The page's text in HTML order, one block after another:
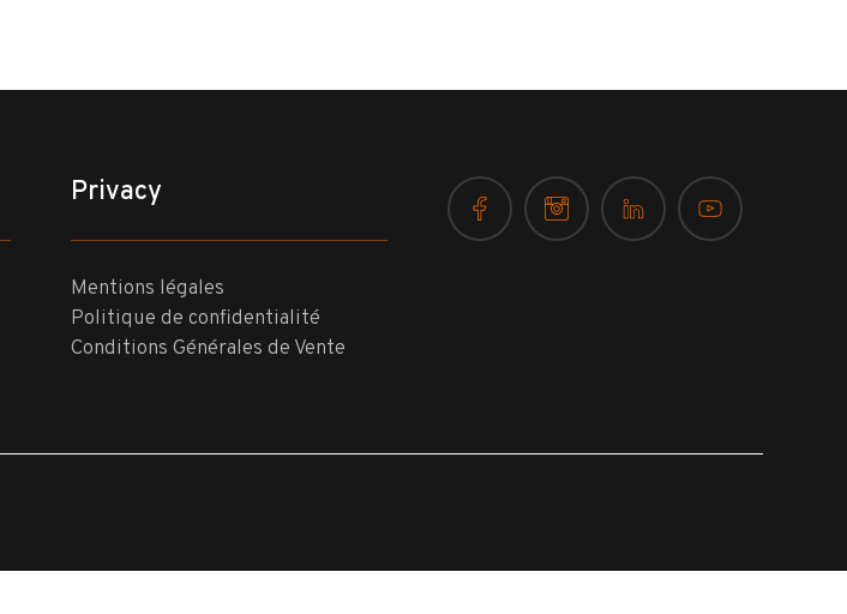
Privacy
Mentions légales
Politique de confidentialité
Conditions Générales de Vente